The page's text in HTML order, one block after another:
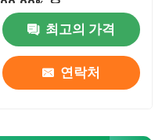
99.99% 은
최고의 가격
연락처